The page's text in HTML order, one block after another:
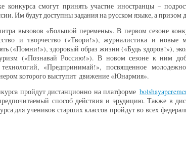
конкурса смогут принять участие иностранцы –
Им будут доступны задания на русском языке, а призом
вызовов «Большой перемены». В первом сезоне
и творчество («Твори!»), журналистика и
(«Помни!»), здоровый образ жизни («Будь здоров!»),
(«Познавай Россию!»). В новом сезоне к ним
технологий, «Предпринимай!», посвященное
которого выступит движение «Юнармия».
пройдут дистанционно на платформе
способ действия и эрудицию. Также в
для учеников старших классов пройдут во всех